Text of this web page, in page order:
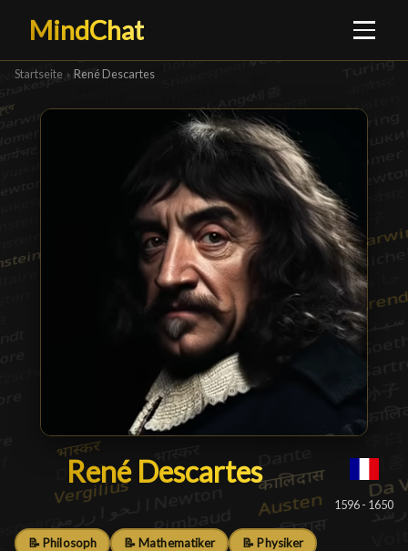
MindChat
Startseite › René Descartes
René Descartes
René Descartes█
1596 - 1650
📝 Philosoph 📝 Mathematiker 📝 Physiker